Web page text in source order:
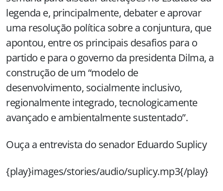
legenda e, principalmente, debater e aprovar
uma resolução política sobre a conjuntura, que
apontou, entre os principais desafios para o
partido e para o governo da presidenta Dilma, a
construção de um “modelo de
desenvolvimento, socialmente inclusivo,
regionalmente integrado, tecnologicamente
avançado e ambientalmente sustentado”.
Ouça a entrevista do senador Eduardo Suplicy
{play}images/stories/audio/suplicy.mp3{/play}